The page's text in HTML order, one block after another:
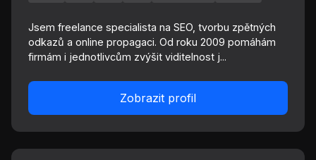
Jsem freelance specialista na SEO, tvorbu zpětných
odkazů a online propagaci. Od roku 2009 pomáhám
firmám i jednotlivcům zvýšit viditelnost j...
Zobrazit profil